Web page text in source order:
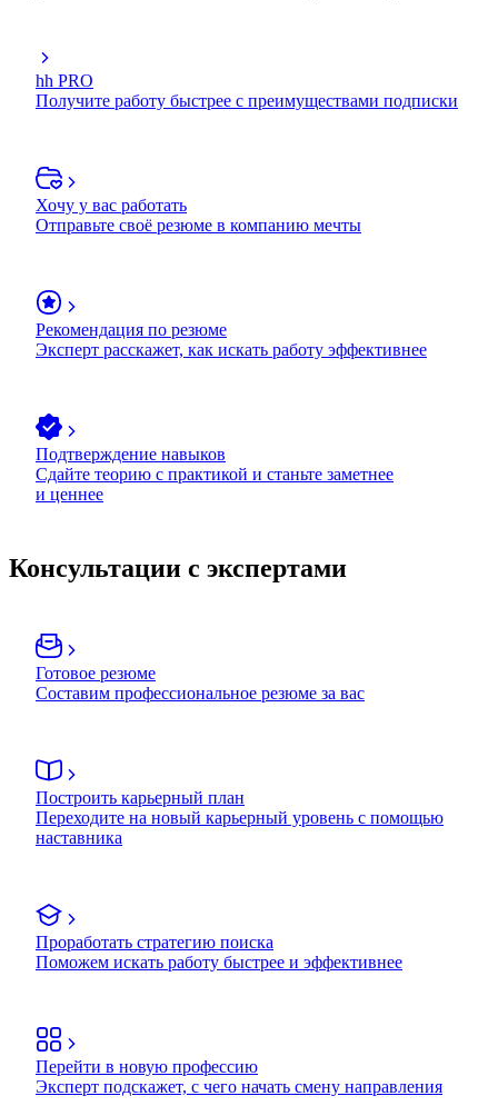
hh PRO
Получите работу быстрее с преимуществами подписки
Хочу у вас работать
Отправьте своё резюме в компанию мечты
Рекомендация по резюме
Эксперт расскажет, как искать работу эффективнее
Подтверждение навыков
Сдайте теорию с практикой и станьте заметнее
и ценнее
Консультации с экспертами
Готовое резюме
Составим профессиональное резюме за вас
Построить карьерный план
Переходите на новый карьерный уровень с помощью
наставника
Проработать стратегию поиска
Поможем искать работу быстрее и эффективнее
Перейти в новую профессию
Эксперт подскажет, с чего начать смену направления